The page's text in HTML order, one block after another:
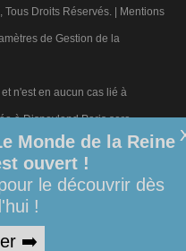
Droits Réservés. | Mentions
de Gestion de la
n'est en aucun cas lié à
à Disneyland Paris sera
Monde de la Reine
ouvert !
le découvrir dès
!
➡️